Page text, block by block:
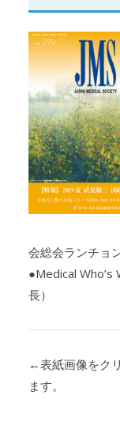
会総会ランチョ
●Medical
長）
←表紙画像をク
ます。